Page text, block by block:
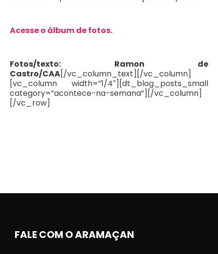
Acesse o álbum de fotos.
Fotos/texto: Ramon de
Castro/CAA[/vc_column_text][/vc_column]
[vc_column width=”1/4″][dt_blog_posts_small
category=”acontece-na-semana”][/vc_column]
[/vc_row]
FALE COM O ARAMAÇAN